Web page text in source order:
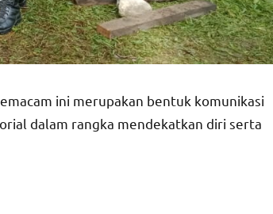
ini merupakan bentuk komunikasi
dalam rangka mendekatkan diri serta